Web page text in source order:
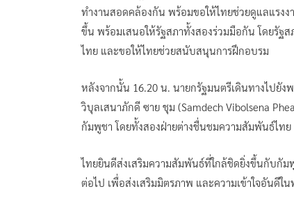
ทำงานสอดคล้องกัน พร้อมขอให้ไทยช่วยดูแลแรง
ขึ้น พร้อมเสนอให้รัฐสภาทั้งสองร่วมมือกัน โดยรัฐ
ไทย และขอให้ไทยช่วยสนับสนุนการฝึกอบรม
หลังจากนั้น 16.20 น. นายกรัฐมนตรีเดินทางไปยัง
วิบุลเสนาภักดี ซาย ชุม (Samdech Vibolsena
กัมพูชา โดยทั้งสองฝ่ายต่างชื่นชมความสัมพันธ์ไท
ไทยยินดีส่งเสริมความสัมพันธ์ที่ใกล้ชิดยิ่งขึ้นกับกัม
ต่อไป เพื่อส่งเสริมมิตรภาพ และความเข้าใจอันดีใ